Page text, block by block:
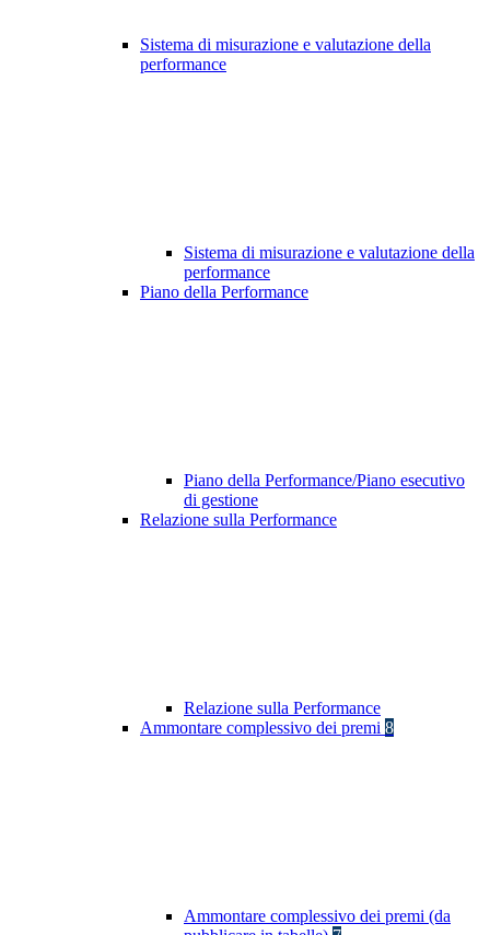
Sistema di misurazione e valutazione della
performance
Sistema di misurazione e valutazione della
performance
Piano della Performance
Piano della Performance/Piano esecutivo
di gestione
Relazione sulla Performance
Relazione sulla Performance
Ammontare complessivo dei premi 8
Ammontare complessivo dei premi (da